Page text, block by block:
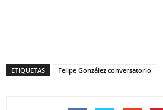
ETIQUETAS Felipe González conversatorio